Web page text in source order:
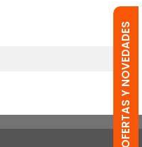
OFERTAS Y NOVEDADES